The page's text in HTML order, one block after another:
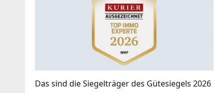
Das sind die Siegelträger des Gütesiegels 2026